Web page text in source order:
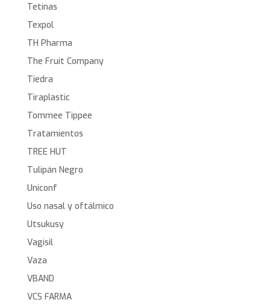
Tetinas
Texpol
TH Pharma
The Fruit Company
Tiedra
Tiraplastic
Tommee Tippee
Tratamientos
TREE HUT
Tulipán Negro
Uniconf
Uso nasal y oftálmico
Utsukusy
Vagisil
Vaza
VBAND
VCS FARMA